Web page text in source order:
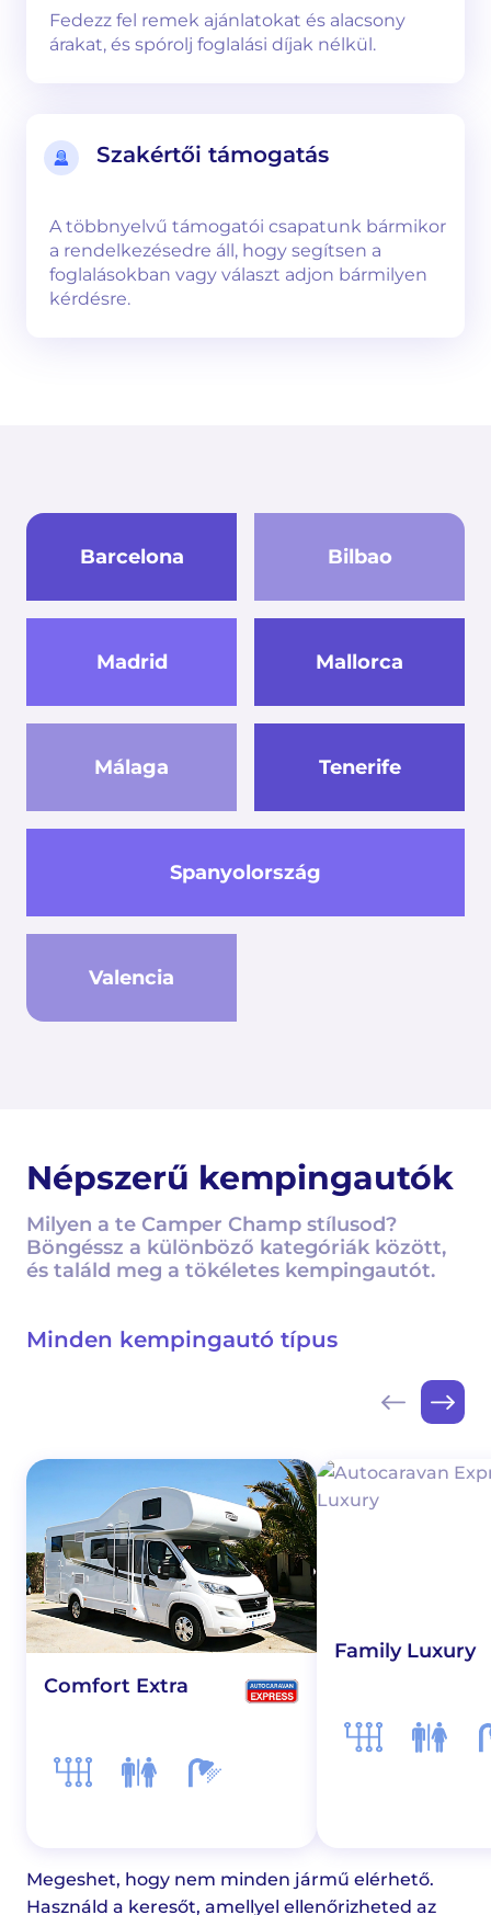
Fedezz fel remek ajánlatokat és alacsony
árakat, és spórolj foglalási díjak nélkül.
Szakértői támogatás
A többnyelvű támogatói csapatunk bármikor
a rendelkezésedre áll, hogy segítsen a
foglalásokban vagy választ adjon bármilyen
kérdésre.
Barcelona Bilbao
Madrid Mallorca
Málaga
Spanyolország
Tenerife
Valencia
Népszerű kempingautók
Milyen a te Camper Champ stílusod?
Böngéssz a különböző kategóriák között,
és találd meg a tökéletes kempingautót.
Minden kempingautó típus
Comfort Extra
Family Luxury
Megeshet, hogy nem minden jármű elérhető.
Használd a keresőt, amellyel ellenőrizheted az